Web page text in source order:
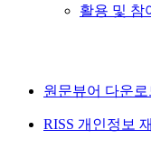
활용 및 참
원문뷰어 다운로
RISS 개인정보